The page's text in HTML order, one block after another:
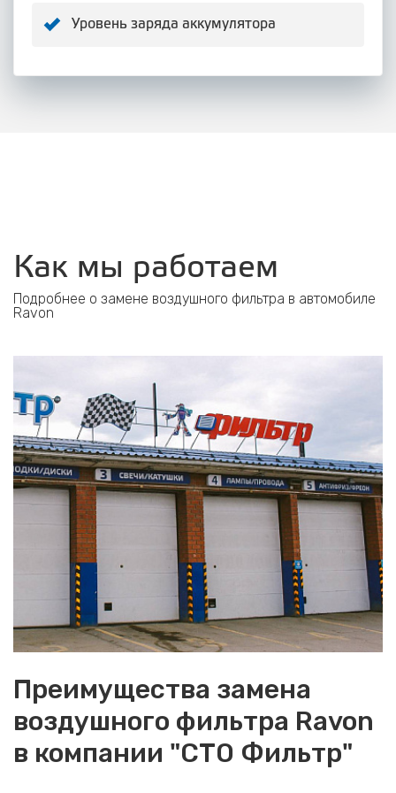
Уровень заряда аккумулятора
Как мы работаем
Подробнее о замене воздушного фильтра в автомобиле
Ravon
Преимущества замена
воздушного фильтра Ravon
в компании "СТО Фильтр"